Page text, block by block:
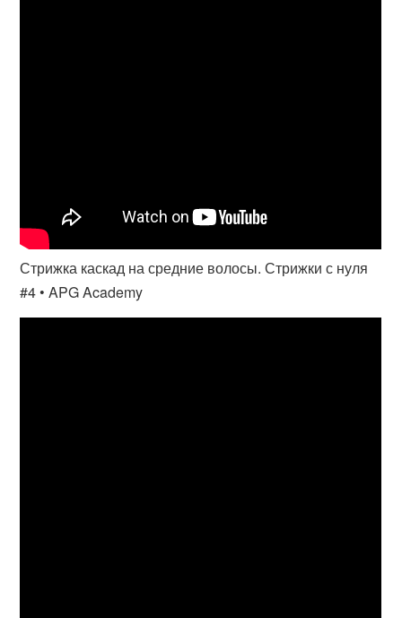
Стрижка каскад на средние волосы. Стрижки с нуля
#4 • APG Academy